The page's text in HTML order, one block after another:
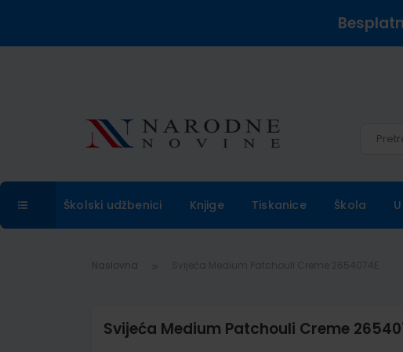
Školski udžbenici Knjige Tiskanice Škola
Naslovna
Svijeća Medium Patchouli Creme